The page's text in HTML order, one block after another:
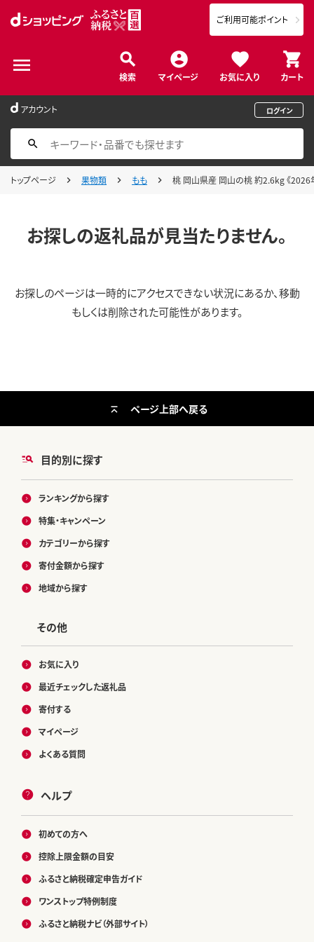
検索 マイページ お気に入り カート
ご利用可能ポイント
アカウント ログイン
トップページ 果物類 もも 桃 岡山県産 岡山の桃 約2.6kg 《
お探しの返礼品が見当たりません。
お探しのページは一時的にアクセスできない状況にあるか、移動
もしくは削除された可能性があります。
目的別に探す
ランキングから探す
特集・キャンペーン
カテゴリーから探す
寄付金額から探す
地域から探す
その他
お気に入り
最近チェックした返礼品
寄付する
マイページ
よくある質問
ヘルプ
初めての方へ
控除上限金額の目安
ふるさと納税確定申告ガイド
ワンストップ特例制度
ふるさと納税ナビ（外部サイト）
ページ上部へ戻る